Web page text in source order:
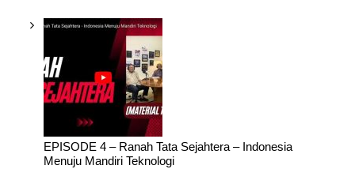
EPISODE 4 – Ranah Tata Sejahtera – Indonesia
Menuju Mandiri Teknologi